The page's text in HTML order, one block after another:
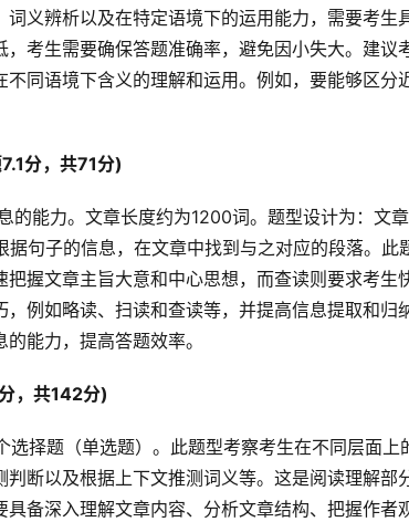
义辨析以及在特定语境下的运用能力，需要考生
考生需要确保答题准确率，避免因小失大。建议
同语境下含义的理解和运用。例如，要能够区分
分，共71分)
句子的信息，在文章中找到与之对应的段落。此
握文章主旨大意和中心思想，而查读则要求考生
例如略读、扫读和查读等，并提高信息提取和归
能力，提高答题效率。
，共142分)
断以及根据上下文推测词义等。这是阅读理解部
备深入理解文章内容、分析文章结构、把握作者